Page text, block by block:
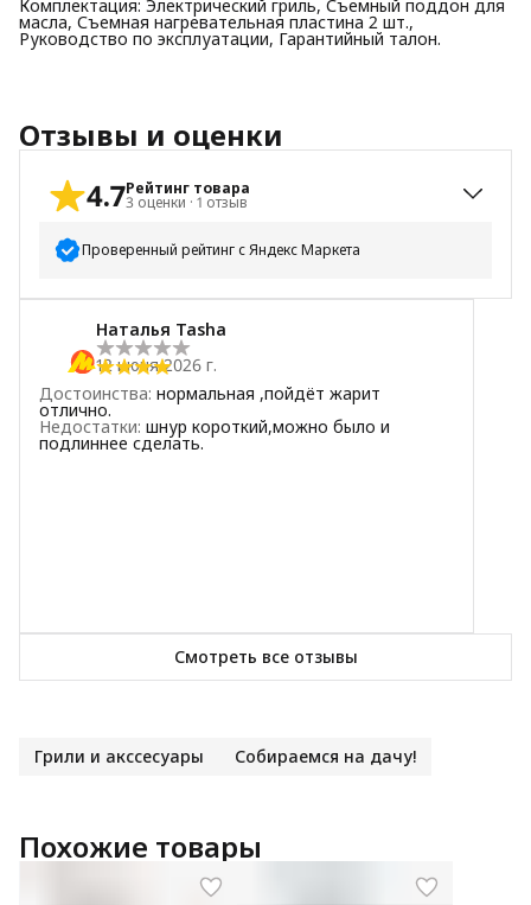
Комплектация: Электрический гриль, Съемный поддон для
масла, Съемная нагревательная пластина 2 шт.,
Руководство по эксплуатации, Гарантийный талон.
Отзывы и оценки
4.7Рейтинг товара
3 оценки · 1 отзыв
Проверенный рейтинг с Яндекс Маркета
5 звёзд
2
звезды
звезды
2 звезды
1 звезда
Наталья Tasha
12 июня 2026 г.
Достоинства: нормальная ,пойдёт жарит
отлично.
Недостатки: шнур короткий,можно было и
подлиннее сделать.
Смотреть все отзывы
Грили и акссесуары Собираемся на дачу!
Похожие товары